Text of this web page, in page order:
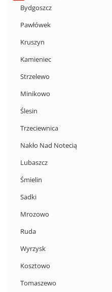
Bydgoszcz
Pawłówek
Kruszyn
Kamieniec
Strzelewo
Minikowo
Ślesin
Trzeciewnica
Nakło Nad Notecią
Lubaszcz
Śmielin
Sadki
Mrozowo
Ruda
Wyrzysk
Kosztowo
Tomaszewo